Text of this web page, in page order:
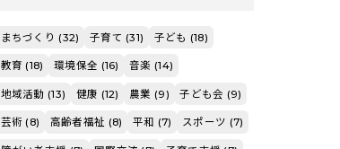
まちづくり (32) 子育て (31) 子ども (18)
教育 (18) 環境保全 (16) 音楽 (14)
地域活動 (13) 健康 (12) 農業 (9) 子ども会 (9)
芸術 (8) 高齢者福祉 (8) 平和 (7) スポーツ (7)